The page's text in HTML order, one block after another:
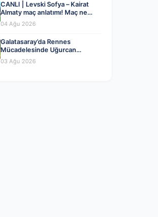
CANLI | Levski Sofya – Kairat
Almaty maç anlatımı! Maç ne
zaman? Saat kaçta ve hangi
kanalda? – 04 Ağustos 2026
04 Ağu 2026
Galatasaray’da Rennes
Mücadelesinde Uğurcan
Çakır’dan Kritik Hata ve Maçın
Detayları
03 Ağu 2026